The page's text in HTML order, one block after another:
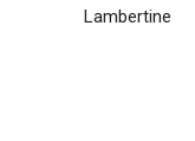
Lambertine